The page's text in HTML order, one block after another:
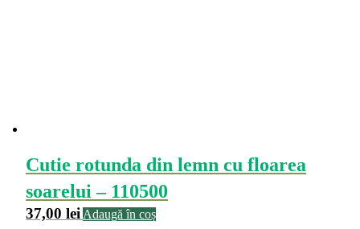
Cutie rotunda din lemn cu floarea
soarelui – 110500
37,00 leiAdaugă în coș